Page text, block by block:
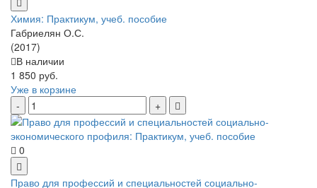
Химия: Практикум, учеб. пособие
Габриелян О.С.
(2017)
В наличии
1 850 руб.
Уже в корзине
0
Право для профессий и специальностей социально-